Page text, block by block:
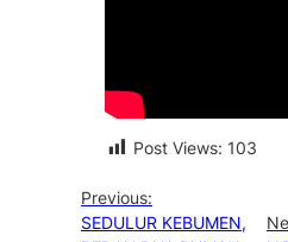
Post Views: 103
Previous:
SEDULUR KEBUMEN,